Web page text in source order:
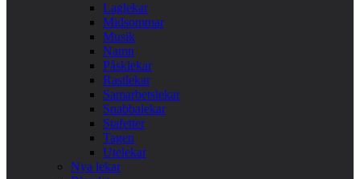
Laglekar
Midsommar
Musik
Namn
Påsklekar
Rastlekar
Samarbetslekar
Snabbalekar
Stafetter
Tagen
Utelekar
Nya lekar